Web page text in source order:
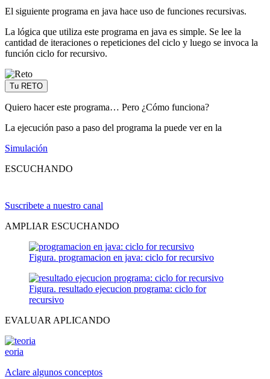
El siguiente programa en java hace uso de funciones recursivas.
La lógica que utiliza este programa en java es simple. Se lee la
cantidad de iteraciones o repeticiones del ciclo y luego se invoca la
función ciclo for recursivo.
Tu RETO
Quiero hacer este programa… Pero ¿Cómo funciona?
La ejecución paso a paso del programa la puede ver en la
Simulación
ESCUCHANDO
Suscribete a nuestro canal
AMPLIAR ESCUCHANDO
Figura. programacion en java: ciclo for recursivo
Figura. resultado ejecucion programa: ciclo for
recursivo
EVALUAR APLICANDO
eoria
Aclare algunos conceptos